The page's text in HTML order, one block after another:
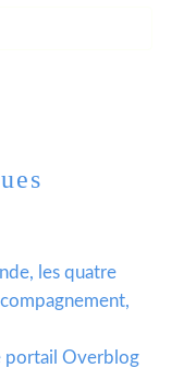
les quatre
portail Overblog